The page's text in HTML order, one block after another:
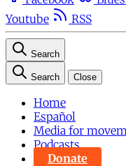
Youtube
RSS
Search
Search Close
Home
Español
Media for
Podcasts
Donate